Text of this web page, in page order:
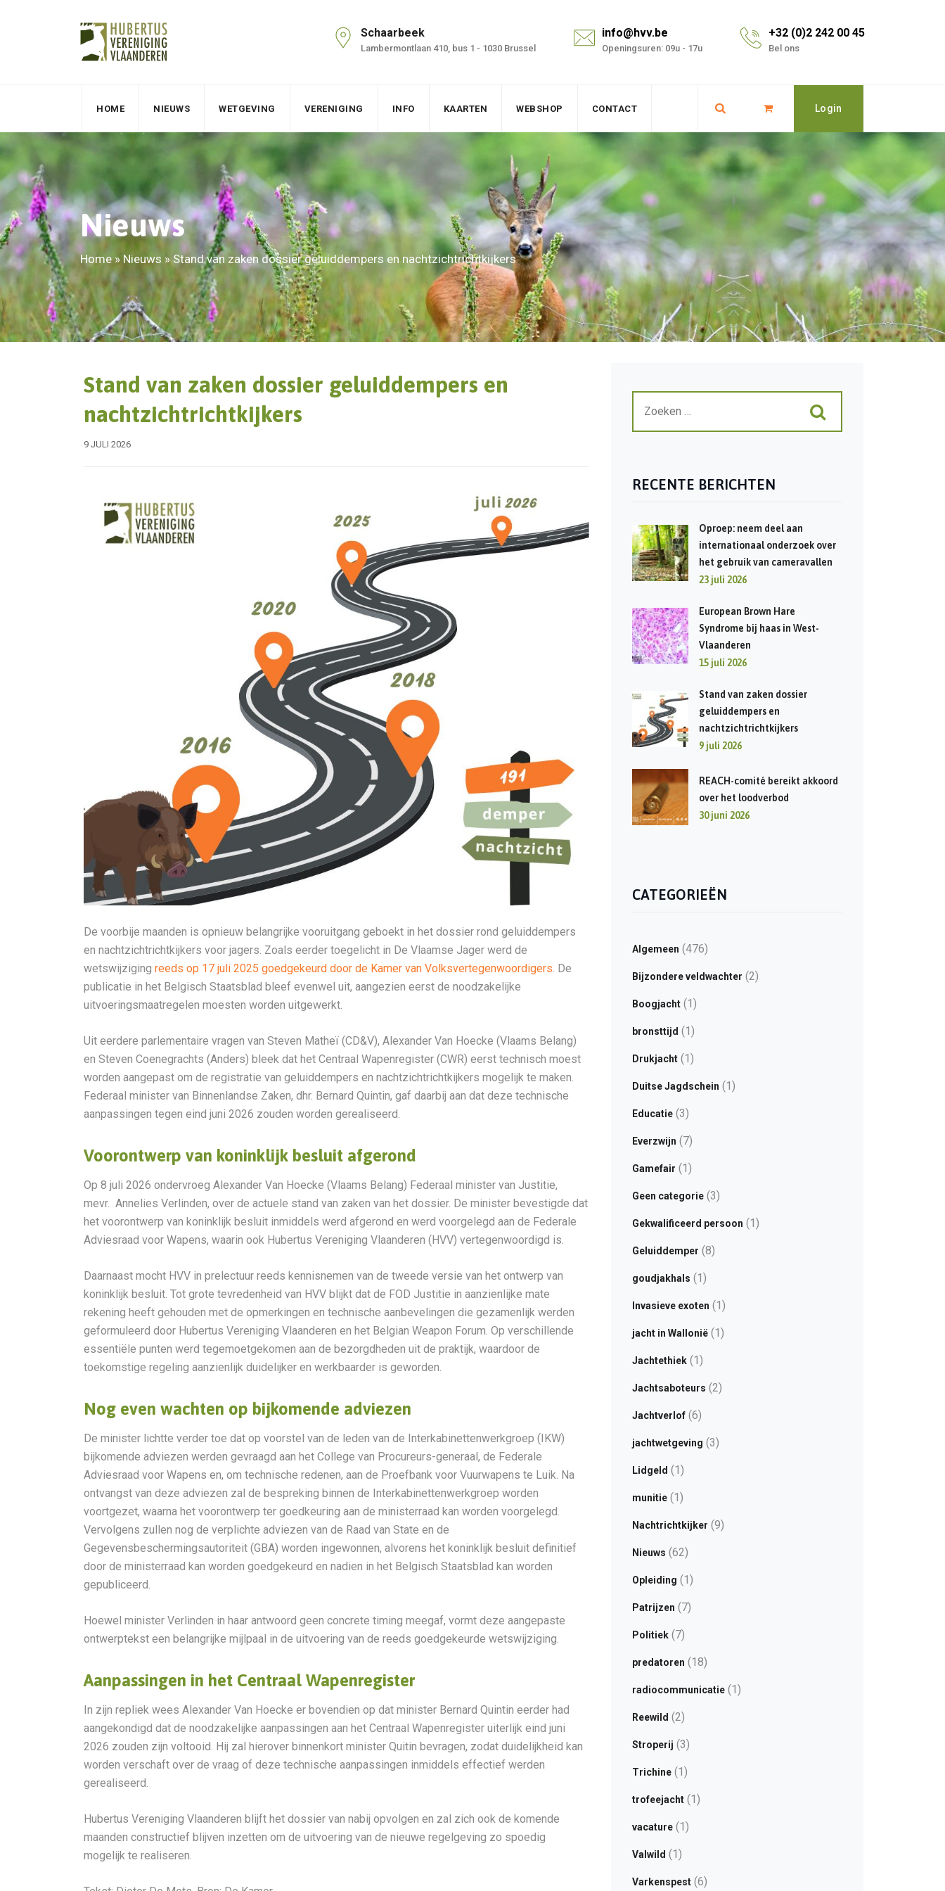
Schaarbeek
Lambermontlaan 410, bus 1 - 1030 Brussel
info@hvv.be
Openingsuren: 09u - 17u
+32 (0)2 242 00 45
Bel ons
HOME NIEUWS WETGEVING VERENIGING INFO KAARTEN WEBSHOP CONTACT Login
Nieuws
Home» Nieuws » Stand van zaken dossier geluiddempers en nachtzichtrichtkijkers
Stand van zaken dossier geluiddempers en
nachtzichtrichtkijkers
9 JULI 2026
De voorbije maanden is opnieuw belangrijke vooruitgang geboekt in het dossier rond geluiddempers
en nachtzichtrichtkijkers voor jagers. Zoals eerder toegelicht in De Vlaamse Jager werd de
wetswijziging reeds op 17 juli 2025 goedgekeurd door de Kamer van Volksvertegenwoordigers . De
publicatie in het Belgisch Staatsblad bleef evenwel uit, aangezien eerst de noodzakelijke
uitvoeringsmaatregelen moesten worden uitgewerkt.
Uit eerdere parlementaire vragen van Steven Matheï (CD&V), Alexander Van Hoecke (Vlaams Belang)
en Steven Coenegrachts (Anders) bleek dat het Centraal Wapenregister (CWR) eerst technisch moest
worden aangepast om de registratie van geluiddempers en nachtzichtrichtkijkers mogelijk te maken.
Federaal minister van Binnenlandse Zaken, dhr. Bernard Quintin, gaf daarbij aan dat deze technische
aanpassingen tegen eind juni 2026 zouden worden gerealiseerd.
Voorontwerp van koninklijk besluit afgerond
Op 8 juli 2026 ondervroeg Alexander Van Hoecke (Vlaams Belang) Federaal minister van Justitie,
mevr. Annelies Verlinden, over de actuele stand van zaken van het dossier. De minister bevestigde dat
het voorontwerp van koninklijk besluit inmiddels werd afgerond en werd voorgelegd aan de Federale
Adviesraad voor Wapens, waarin ook Hubertus Vereniging Vlaanderen (HVV) vertegenwoordigd is.
Daarnaast mocht HVV in prelectuur reeds kennisnemen van de tweede versie van het ontwerp van
koninklijk besluit. Tot grote tevredenheid van HVV blijkt dat de FOD Justitie in aanzienlijke mate
rekening heeft gehouden met de opmerkingen en technische aanbevelingen die gezamenlijk werden
geformuleerd door Hubertus Vereniging Vlaanderen en het Belgian Weapon Forum. Op verschillende
essentiële punten werd tegemoetgekomen aan de bezorgdheden uit de praktijk, waardoor de
toekomstige regeling aanzienlijk duidelijker en werkbaarder is geworden.
Nog even wachten op bijkomende adviezen
De minister lichtte verder toe dat op voorstel van de leden van de Interkabinettenwerkgroep (IKW)
bijkomende adviezen werden gevraagd aan het College van Procureurs-generaal, de Federale
Adviesraad voor Wapens en, om technische redenen, aan de Proefbank voor Vuurwapens te Luik. Na
ontvangst van deze adviezen zal de bespreking binnen de Interkabinettenwerkgroep worden
voortgezet, waarna het voorontwerp ter goedkeuring aan de ministerraad kan worden voorgelegd.
Vervolgens zullen nog de verplichte adviezen van de Raad van State en de
Gegevensbeschermingsautoriteit (GBA) worden ingewonnen, alvorens het koninklijk besluit definitief
door de ministerraad kan worden goedgekeurd en nadien in het Belgisch Staatsblad kan worden
gepubliceerd.
Hoewel minister Verlinden in haar antwoord geen concrete timing meegaf, vormt deze aangepaste
ontwerptekst een belangrijke mijlpaal in de uitvoering van de reeds goedgekeurde wetswijziging.
Aanpassingen in het Centraal Wapenregister
In zijn repliek wees Alexander Van Hoecke er bovendien op dat minister Bernard Quintin eerder had
aangekondigd dat de noodzakelijke aanpassingen aan het Centraal Wapenregister uiterlijk eind juni
2026 zouden zijn voltooid. Hij zal hierover binnenkort minister Quitin bevragen, zodat duidelijkheid kan
worden verschaft over de vraag of deze technische aanpassingen inmiddels effectief werden
gerealiseerd.
Hubertus Vereniging Vlaanderen blijft het dossier van nabij opvolgen en zal zich ook de komende
maanden constructief blijven inzetten om de uitvoering van de nieuwe regelgeving zo spoedig
mogelijk te realiseren.
RECENTE BERICHTEN
Oproep: neem deel aan
internationaal onderzoek over
het gebruik van cameravallen
23 juli 2026
European Brown Hare
Syndrome bij haas in West-
Vlaanderen
15 juli 2026
Stand van zaken dossier
geluiddempers en
nachtzichtrichtkijkers
9 juli 2026
REACH-comité bereikt akkoord
over het loodverbod
30 juni 2026
CATEGORIEËN
Algemeen (476)
Bijzondere veldwachter (2)
Boogjacht(1)
bronsttijd (1)
Drukjacht(1)
Duitse Jagdschein (1)
Educatie(3)
Everzwijn (7)
Gamefair (1)
Geen categorie(3)
Gekwalificeerd persoon (1)
Geluiddemper (8)
goudjakhals (1)
Invasieve exoten (1)
jacht in Wallonië(1)
Jachtethiek(1)
Jachtsaboteurs (2)
Jachtverlof(6)
jachtwetgeving (3)
Lidgeld (1)
munitie(1)
Nachtrichtkijker (9)
Nieuws (62)
Opleiding (1)
Patrijzen (7)
Politiek(7)
predatoren (18)
radiocommunicatie(1)
Reewild (2)
Stroperij (3)
Trichine(1)
trofeejacht(1)
vacature(1)
Valwild (1)
Varkenspest(6)